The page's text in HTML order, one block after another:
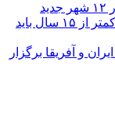
قانون جدید بازنشستگی؛ افراد با سابقه کمتر از ۱۵ سال باید
و آفریقا برگزار